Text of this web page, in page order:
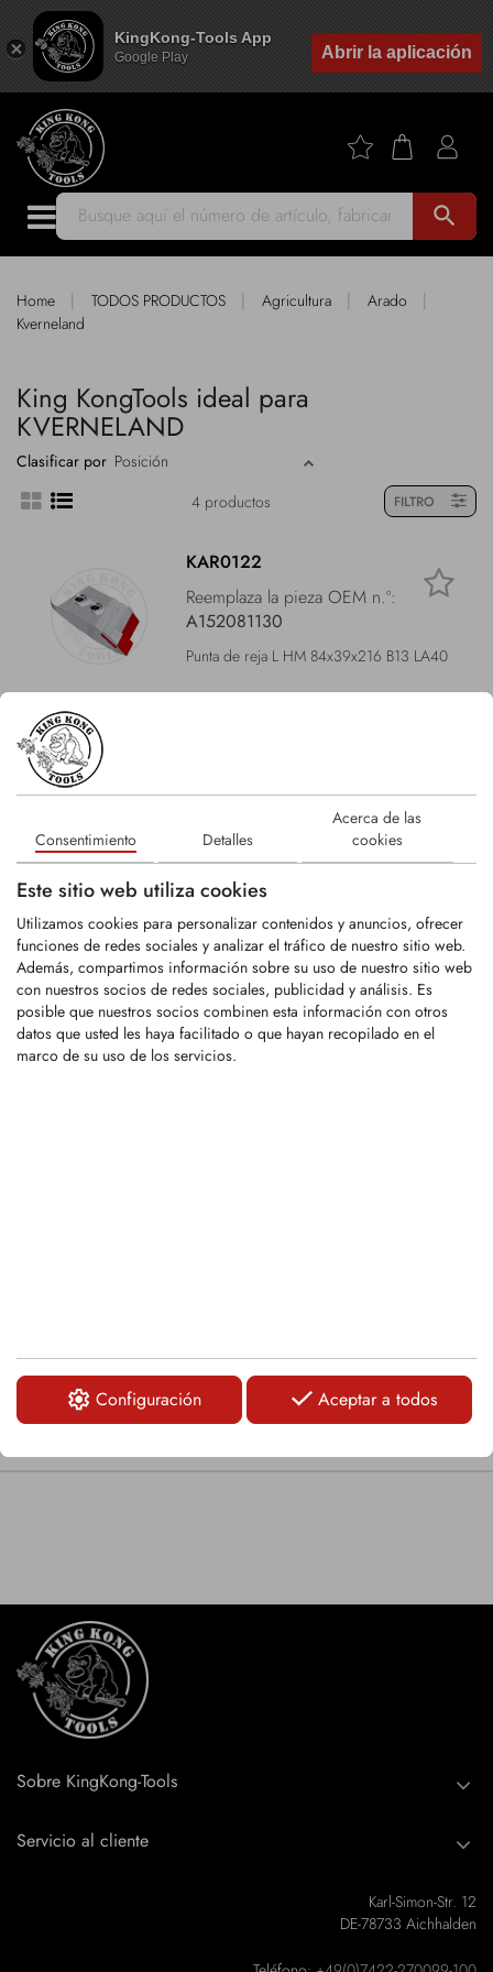
KingKong-Tools App
Google Play Abrir la aplicación
Consentimiento Detalles
Acerca de las
cookies
Este sitio web utiliza cookies
Utilizamos cookies para personalizar contenidos y anuncios, ofrecer
funciones de redes sociales y analizar el tráfico de nuestro sitio web.
Además, compartimos información sobre su uso de nuestro sitio web
con nuestros socios de redes sociales, publicidad y análisis. Es
posible que nuestros socios combinen esta información con otros
datos que usted les haya facilitado o que hayan recopilado en el
marco de su uso de los servicios.
Configuración Aceptar a todos
search
Home | TODOS PRODUCTOS | Agricultura | Arado |
Kverneland
King KongTools ideal para
KVERNELAND
Clasificar por
4 productos
FILTRO
KAR0122
Reemplaza la pieza OEM n.º:
A152081130
Punta de reja L HM 84x39x216 B13 LA40
Reemplaza la pieza OEM n.º:
A152081030
Punta de reja R HM 84x39x216 B13 LA40
LOGIN
KAR0124
Reemplaza la pieza OEM n.º:
A152081130
Sobre KingKong-Tools
Servicio al cliente
Karl-Simon-Str. 12
DE-78733 Aichhalden